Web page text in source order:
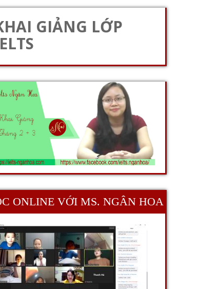
GIẢNG LỚP
ONLINE VỚI MS. NGÂN HOA